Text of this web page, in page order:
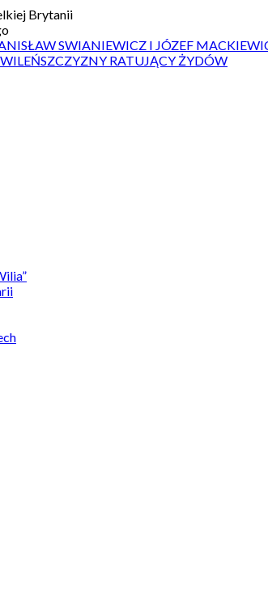
Brytanii
SWIANIEWICZ I JÓZEF
RATUJĄCY ŻYDÓW